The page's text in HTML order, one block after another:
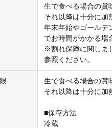
生で食べる場合の賞
それ以降は十分に加
年末年始やゴールデ
でお時間がかかる場
※割れ保障に関しま
参照ください。
生で食べる場合の賞
それ以降は十分に加
■保存方法
冷蔵